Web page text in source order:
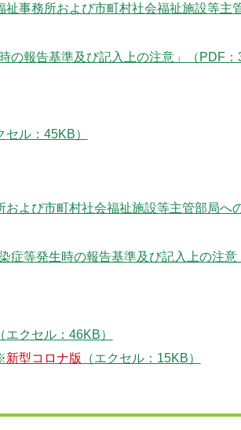
事務所および市町村社会福祉施設等主
の報告基準及び記入上の注意」（PDF：
ル：45KB）
よび市町村社会福祉施設等主管部局へ
症等発生時の報告基準及び記入上の注意
クセル：46KB）
新型コロナ版 （エクセル：15KB）